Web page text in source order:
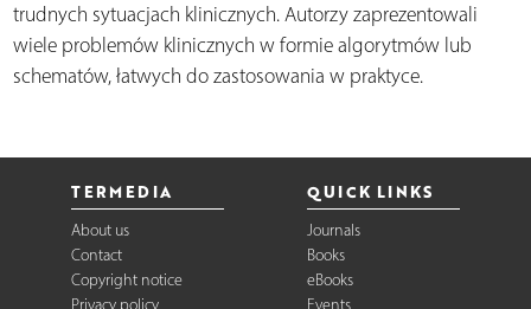
trudnych sytuacjach klinicznych. Autorzy zaprezentowali
wiele problemów klinicznych w formie algorytmów lub
schematów, łatwych do zastosowania w praktyce.
TERMEDIA
About us
Contact
Copyright notice
Privacy policy
QUICK LINKS
Journals
Books
eBooks
Events